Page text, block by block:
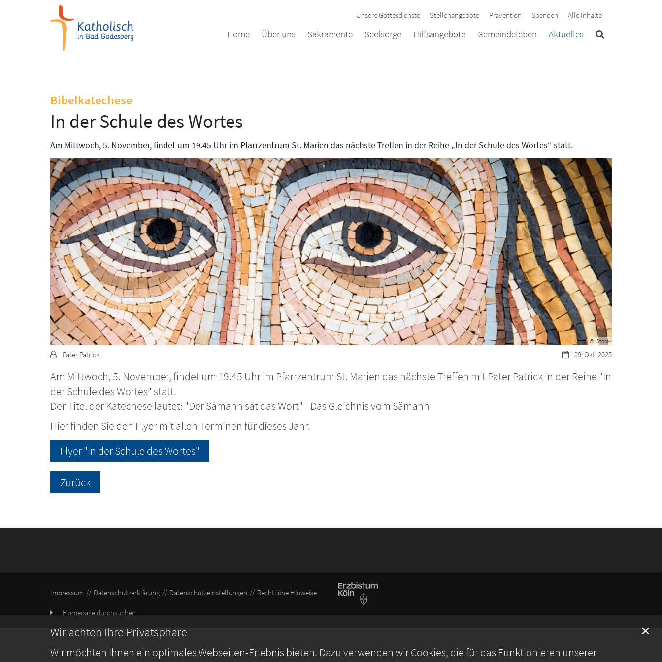
Wir achten Ihre Privatsphäre
Wir möchten Ihnen ein optimales Webseiten-Erlebnis bieten. Dazu verwenden wir Cookies, die für das Funktionieren unserer
✕
Zum Inhalt springen
Unsere Gottesdienste Stellenangebote Prävention Spenden Alle Inhalte
Home Über uns Sakramente Seelsorge Hilfsangebote Gemeindeleben Aktuelles
Bibelkatechese
In der Schule des Wortes
Am Mittwoch, 5. November, findet um 19.45 Uhr im Pfarrzentrum St. Marien das nächste Treffen in der Reihe „In der Schule des Wortes“ statt.
© iStock
Datum:29. Okt. 2025
Von: Pater Patrick
Am Mittwoch, 5. November, findet um 19.45 Uhr im Pfarrzentrum St. Marien das nächste Treffen mit Pater Patrick in der Reihe "In
der Schule des Wortes" statt.
Der Titel der Katechese lautet: "Der Sämann sät das Wort" - Das Gleichnis vom Sämann
Hier finden Sie den Flyer mit allen Terminen für dieses Jahr.
Flyer "In der Schule des Wortes"
Zurück
Impressum Datenschutzerklärung Datenschutzeinstellungen Rechtliche Hinweise
Homepage durchsuchen